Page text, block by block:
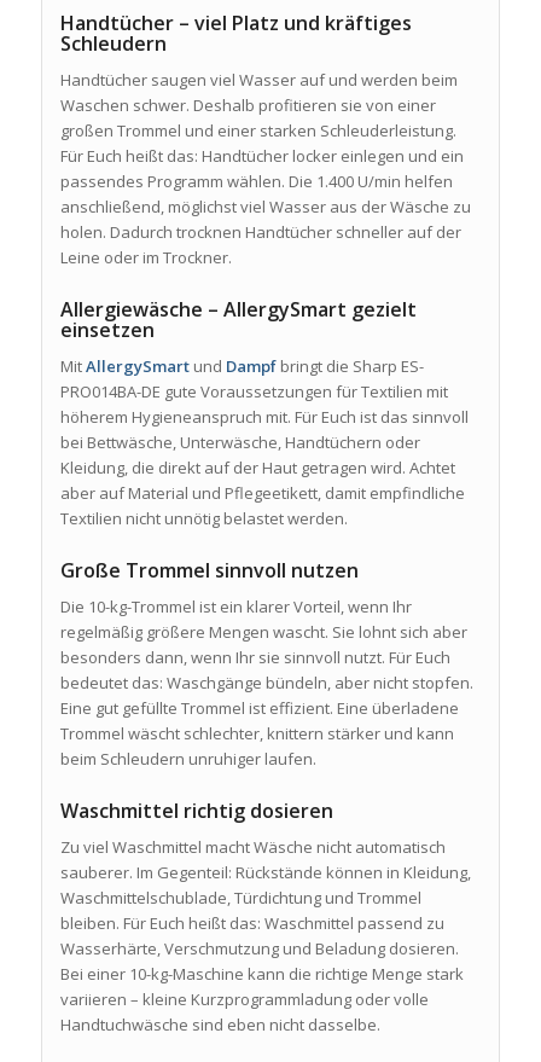
Handtücher – viel Platz und kräftiges
Schleudern
Handtücher saugen viel Wasser auf und werden beim
Waschen schwer. Deshalb profitieren sie von einer
großen Trommel und einer starken Schleuderleistung.
Für Euch heißt das: Handtücher locker einlegen und ein
passendes Programm wählen. Die 1.400 U/min helfen
anschließend, möglichst viel Wasser aus der Wäsche zu
holen. Dadurch trocknen Handtücher schneller auf der
Leine oder im Trockner.
Allergiewäsche – AllergySmart gezielt
einsetzen
MitAllergySmartund Dampfbringt die Sharp ES-
PRO014BA-DE gute Voraussetzungen für Textilien mit
höherem Hygieneanspruch mit. Für Euch ist das sinnvoll
bei Bettwäsche, Unterwäsche, Handtüchern oder
Kleidung, die direkt auf der Haut getragen wird. Achtet
aber auf Material und Pflegeetikett, damit empfindliche
Textilien nicht unnötig belastet werden.
Große Trommel sinnvoll nutzen
Die 10-kg-Trommel ist ein klarer Vorteil, wenn Ihr
regelmäßig größere Mengen wascht. Sie lohnt sich aber
besonders dann, wenn Ihr sie sinnvoll nutzt. Für Euch
bedeutet das: Waschgänge bündeln, aber nicht stopfen.
Eine gut gefüllte Trommel ist effizient. Eine überladene
Trommel wäscht schlechter, knittern stärker und kann
beim Schleudern unruhiger laufen.
Waschmittel richtig dosieren
Zu viel Waschmittel macht Wäsche nicht automatisch
sauberer. Im Gegenteil: Rückstände können in Kleidung,
Waschmittelschublade, Türdichtung und Trommel
bleiben. Für Euch heißt das: Waschmittel passend zu
Wasserhärte, Verschmutzung und Beladung dosieren.
Bei einer 10-kg-Maschine kann die richtige Menge stark
variieren – kleine Kurzprogrammladung oder volle
Handtuchwäsche sind eben nicht dasselbe.